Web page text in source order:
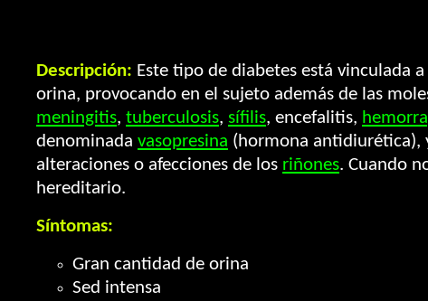
Descripción: Este tipo de diabetes está vinculada
orina, provocando en el sujeto además de las
meningitis, tuberculosis, sífilis, encefalitis,
denominada vasopresina (hormona antidiurética),
alteraciones o afecciones de los riñones. Cuando
hereditario.
Síntomas:
Gran cantidad de orina
Sed intensa